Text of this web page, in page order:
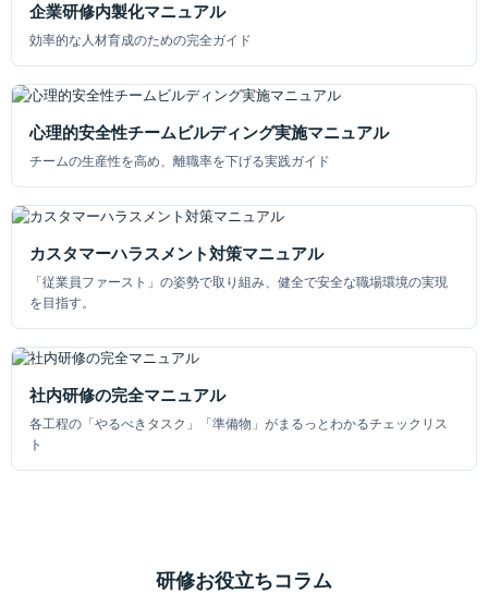
企業研修内製化マニュアル
効率的な人材育成のための完全ガイド
心理的安全性チームビルディング実施マニュアル
チームの生産性を高め、離職率を下げる実践ガイド
カスタマーハラスメント対策マニュアル
「従業員ファースト」の姿勢で取り組み、健全で安全な職場環境の実現
を目指す。
社内研修の完全マニュアル
各工程の「やるべきタスク」「準備物」がまるっとわかるチェックリス
ト
研修お役立ちコラム